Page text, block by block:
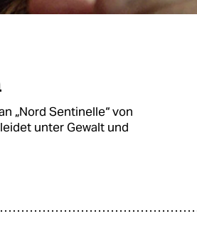
„Nord Sentinelle“ von
unter Gewalt und